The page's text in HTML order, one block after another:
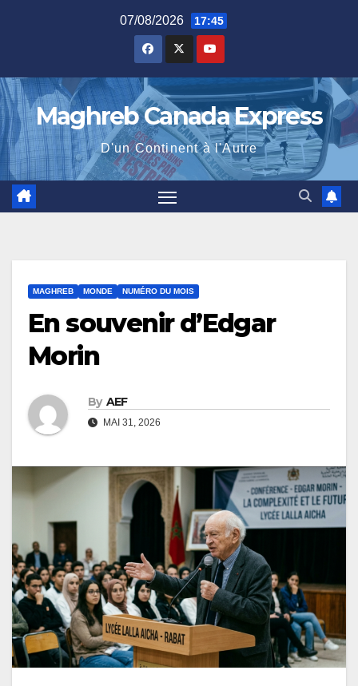
07/08/2026 17:45
Maghreb Canada Express
D'un Continent à l'Autre
MAGHREB MONDE NUMÉRO DU MOIS
En souvenir d’Edgar
Morin
By AEF
MAI 31, 2026